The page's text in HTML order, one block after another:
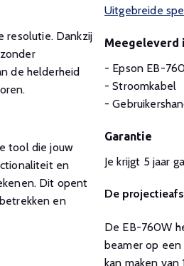
resolutie. Dankzij
de helderheid
tool die jouw
en
Dit opent
en
Uitgebreide
Meegeleverd
- Epson EB-
- Stroomkabel
-
Garantie
Je krijgt 5 jaar
De
De EB-760W
beamer op
kan maken